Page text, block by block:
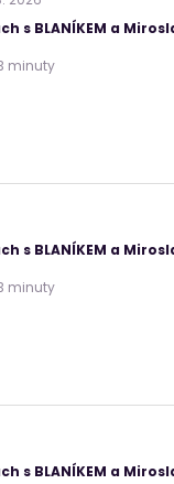
s BLANÍKEM a
minuty
s BLANÍKEM a
minuty
s BLANÍKEM a